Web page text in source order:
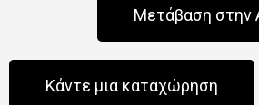
Μετάβαση στην
Κάντε μια καταχώρηση